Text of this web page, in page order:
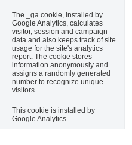
The _ga cookie, installed by
Google Analytics, calculates
visitor, session and campaign
data and also keeps track of site
usage for the site's analytics
report. The cookie stores
information anonymously and
assigns a randomly generated
number to recognize unique
visitors.
This cookie is installed by
Google Analytics.